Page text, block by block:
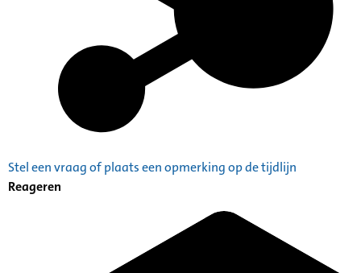
Stel een vraag of plaats een opmerking op de tijdlijn
Reageren